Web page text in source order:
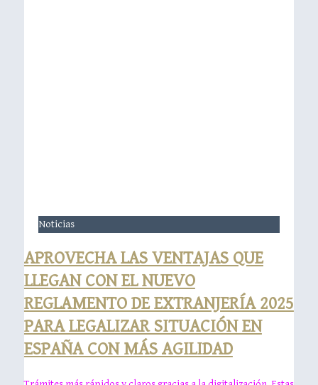
Noticias
APROVECHA LAS VENTAJAS QUE
LLEGAN CON EL NUEVO
REGLAMENTO DE EXTRANJERÍA 2025
PARA LEGALIZAR SITUACIÓN EN
ESPAÑA CON MÁS AGILIDAD